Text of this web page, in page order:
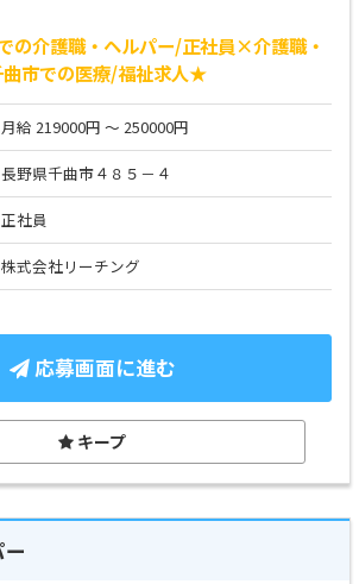
の介護職・ヘルパー/正社員×介護職・
市での医療/福祉求人★
月給 219000円 ～ 250000円
長野県千曲市４８５－４
正社員
株式会社リーチング
応募画面に進む
キープ